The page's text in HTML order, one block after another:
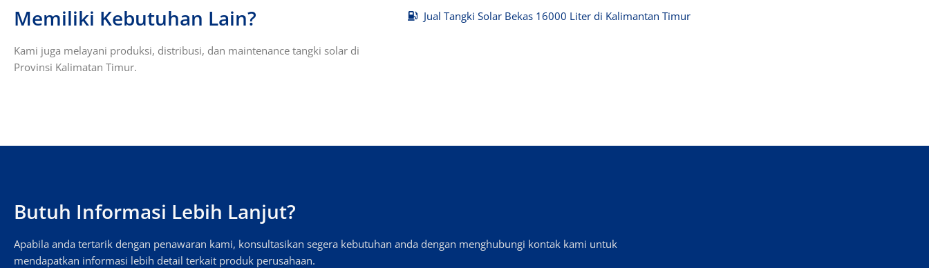
Memiliki Kebutuhan Lain?
Kami juga melayani produksi, distribusi, dan maintenance tangki solar di
Provinsi Kalimatan Timur.
Jual Tangki Solar Bekas 16000 Liter di Kalimantan Timur
Butuh Informasi Lebih Lanjut?
Apabila anda tertarik dengan penawaran kami, konsultasikan segera kebutuhan anda dengan menghubungi kontak kami untuk
mendapatkan informasi lebih detail terkait produk perusahaan.